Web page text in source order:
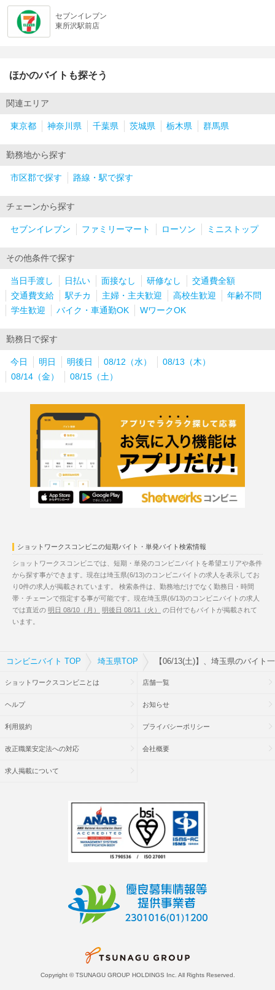
セブンイレブン
東所沢駅前店
ほかのバイトも探そう
関連エリア
東京都 神奈川県 千葉県 茨城県 栃木県 群馬県
勤務地から探す
市区郡で探す 路線・駅で探す
チェーンから探す
セブンイレブン ファミリーマート ローソン ミニストップ
その他条件で探す
当日手渡し 日払い 面接なし 研修なし
交通費全額
交通費支給
駅チカ 主婦・主夫歓迎 高校生歓迎
年齢不問
学生歓迎
バイク・車通勤OK WワークOK
勤務日で探す
今日 明日 明後日 08/12（水）
08/13（木）
08/14（金）
08/15（土）
ショットワークスコンビニの短期バイト・単発バイト検索情報
ショットワークスコンビニでは、短期・単発のコンビニバイトを希望エリアや条件
から探す事ができます。現在は埼玉県(6/13)のコンビニバイトの求人を表示してお
り0件の求人が掲載されています。 検索条件は、勤務地だけでなく勤務日・時間
帯・チェーンで指定する事が可能です。現在埼玉県(6/13)のコンビニバイトの求人
では直近の 明日 08/10（月） 明後日 08/11（火）
の日付でもバイトが掲載されて
います。
コンビニバイト TOP 埼玉県TOP 【06/13(土)】、埼玉県のバイト
ショットワークスコンビニとは 店舗一覧
ヘルプ お知らせ
利用規約 プライバシーポリシー
改正職業安定法への対応 会社概要
求人掲載について
Copyright © TSUNAGU GROUP HOLDINGS Inc. All Rights Reserved.